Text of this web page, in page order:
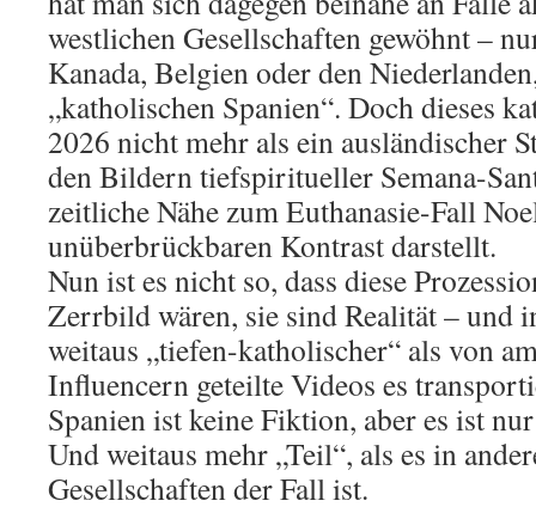
westlichen Gesellschaften gewöhnt –
Kanada, Belgien oder den
„katholischen Spanien“. Doch dieses
2026 nicht mehr als ein ausländischer
den Bildern tiefspiritueller Semana-
zeitliche Nähe zum Euthanasie-Fall
unüberbrückbaren Kontrast darstellt.
Nun ist es nicht so, dass diese
Zerrbild wären, sie sind Realität – und
weitaus „tiefen-katholischer“ als von
Influencern geteilte Videos es
Spanien ist keine Fiktion, aber es ist
Und weitaus mehr „Teil“, als es in
Gesellschaften der Fall ist.